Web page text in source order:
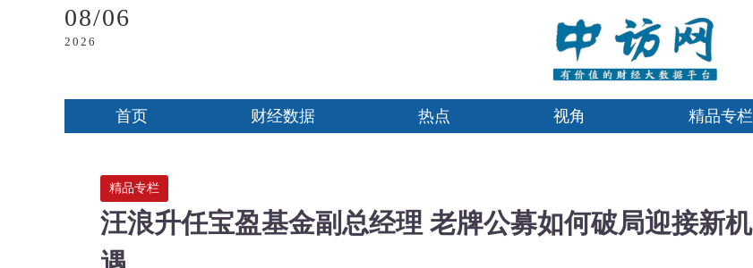
08/06
2026
首页 财经数据 热点 视角 精品专栏
精品专栏
汪浪升任宝盈基金副总经理 老牌公募如何破局迎接新机